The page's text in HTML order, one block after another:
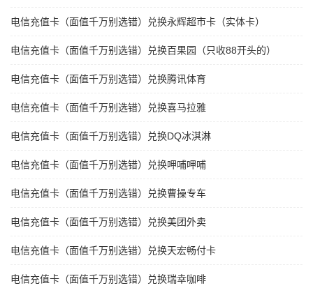
电信充值卡（面值千万别选错）兑换永辉超市卡（实体卡）
电信充值卡（面值千万别选错）兑换百果园（只收88开头的）
电信充值卡（面值千万别选错）兑换腾讯体育
电信充值卡（面值千万别选错）兑换喜马拉雅
电信充值卡（面值千万别选错）兑换DQ冰淇淋
电信充值卡（面值千万别选错）兑换呷哺呷哺
电信充值卡（面值千万别选错）兑换曹操专车
电信充值卡（面值千万别选错）兑换美团外卖
电信充值卡（面值千万别选错）兑换天宏畅付卡
电信充值卡（面值千万别选错）兑换瑞幸咖啡